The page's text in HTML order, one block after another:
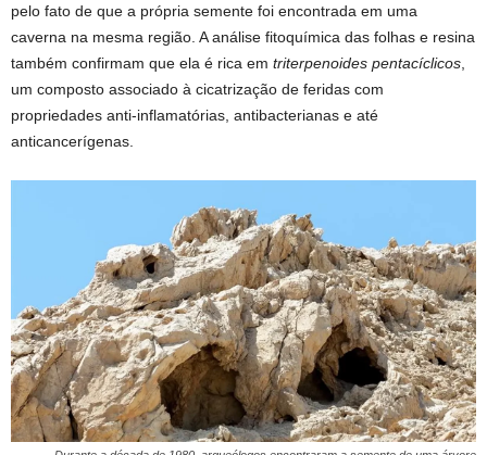
pelo fato de que a própria semente foi encontrada em uma
caverna na mesma região. A análise fitoquímica das folhas e resina
também confirmam que ela é rica em triterpenoides pentacíclicos
um composto associado à cicatrização de feridas com
propriedades anti-inflamatórias, antibacterianas e até
anticancerígenas.